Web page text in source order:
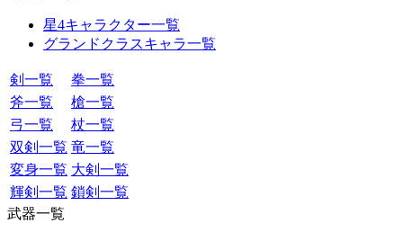
星4キャラクター一覧
グランドクラスキャラ一覧
剣一覧
拳一覧
斧一覧
槍一覧
弓一覧
杖一覧
双剣一覧 竜一覧
変身一覧 大剣一覧
輝剣一覧 鎖剣一覧
武器一覧